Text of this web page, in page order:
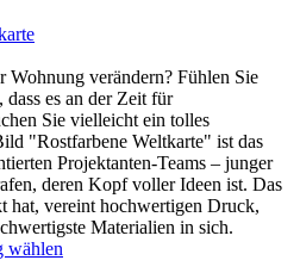
Wohnung verändern? Fühlen Sie
dass es an der Zeit für
Sie vielleicht ein tolles
"Rostfarbene Weltkarte" ist das
Projektanten-Teams – junger
deren Kopf voller Ideen ist. Das
hat, vereint hochwertigen Druck,
Materialien in sich.
wählen